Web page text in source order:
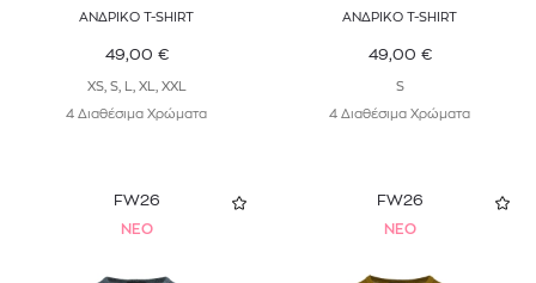
ΑΝΔΡΙΚΟ T-SHIRT
49,00 €
XS, S, L, XL, XXL
4 Διαθέσιμα Χρώματα
ΑΝΔΡΙΚΟ T-SHIRT
49,00 €
S
4 Διαθέσιμα Χρώματα
FW26
NEO
FW26
NEO